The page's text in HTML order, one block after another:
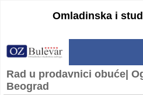
Omladinska i
Rad u prodavnici obuće|
Beograd